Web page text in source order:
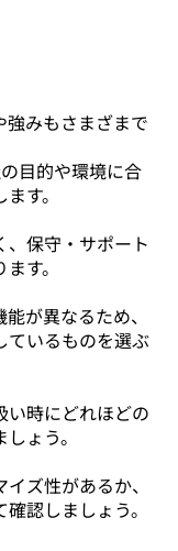
みもさまざまで
目的や環境に合
す。
保守・サポート
す。
が異なるため、
ているものを選ぶ
い時にどれほどの
ょう。
ズ性があるか、
認しましょう。